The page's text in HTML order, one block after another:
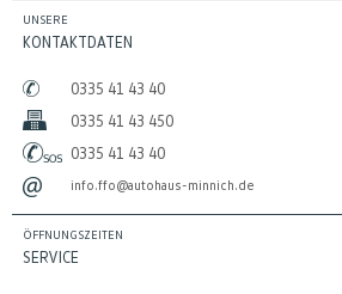
UNSERE
KONTAKTDATEN
0335 41 43 40
0335 41 43 450
0335 41 43 40
info.ffo@autohaus-minnich.de
ÖFFNUNGSZEITEN
SERVICE